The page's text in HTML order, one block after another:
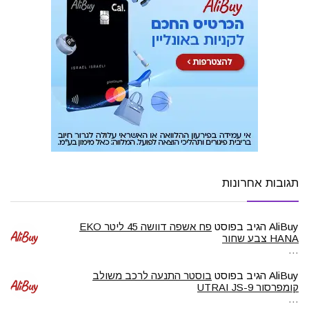
תגובות אחרונות
AliBuy הגיב בפוסט
פח אשפה דוושה 45 ליטר EKO
HANA צבע שחור
…
AliBuy הגיב בפוסט בוסטר התנעה לרכב משולב
קומפרסור UTRAI JS-9
…